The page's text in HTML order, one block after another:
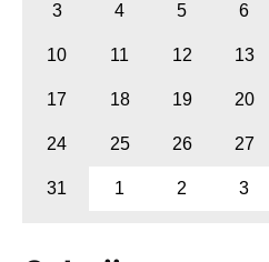
3 4 5 6
10 11 12 13
17 18 19 20
24 25 26 27
31 1 2 3